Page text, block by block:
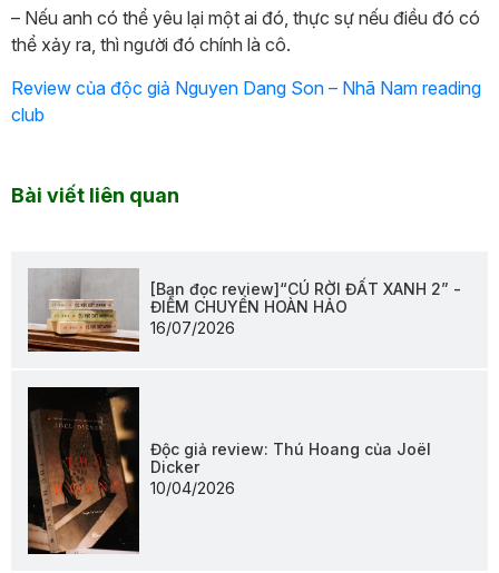
– Nếu anh có thể yêu lại một ai đó, thực sự nếu điều đó có
thể xảy ra, thì người đó chính là cô.
Review của độc giả Nguyen Dang Son – Nhã Nam reading
club
Bài viết liên quan
[Bạn đọc review]“CÚ RỜI ĐẤT XANH 2” -
ĐIỂM CHUYỂN HOÀN HẢO
16/07/2026
Độc giả review: Thú Hoang của Joël
Dicker
10/04/2026